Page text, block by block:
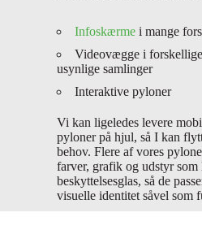
Infoskærme i mange
Videovægge i
usynlige samlinger
Interaktive pyloner
Vi kan ligeledes levere
pyloner på hjul, så I kan
behov. Flere af vores
farver, grafik og udstyr som
beskyttelsesglas, så de
visuelle identitet såvel som